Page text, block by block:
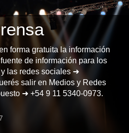
forma gratuita la información
de información para los
las redes sociales ➜
salir en Medios y Redes
➜ +54 9 11 5340-0973.